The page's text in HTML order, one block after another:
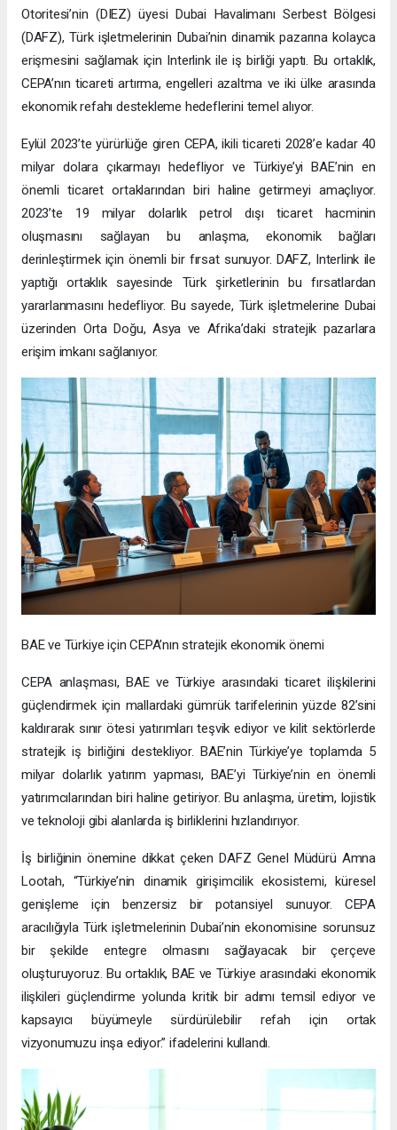
Otoritesi’nin (DIEZ) üyesi Dubai Havalimanı Serbest Bölgesi
(DAFZ), Türk işletmelerinin Dubai’nin dinamik pazarına kolayca
erişmesini sağlamak için Interlink ile iş birliği yaptı. Bu ortaklık,
CEPA’nın ticareti artırma, engelleri azaltma ve iki ülke arasında
ekonomik refahı destekleme hedeflerini temel alıyor.
Eylül 2023’te yürürlüğe giren CEPA, ikili ticareti 2028’e kadar 40
milyar dolara çıkarmayı hedefliyor ve Türkiye’yi BAE’nin en
önemli ticaret ortaklarından biri haline getirmeyi amaçlıyor.
2023’te 19 milyar dolarlık petrol dışı ticaret hacminin
oluşmasını sağlayan bu anlaşma, ekonomik bağları
derinleştirmek için önemli bir fırsat sunuyor. DAFZ, Interlink ile
yaptığı ortaklık sayesinde Türk şirketlerinin bu fırsatlardan
yararlanmasını hedefliyor. Bu sayede, Türk işletmelerine Dubai
üzerinden Orta Doğu, Asya ve Afrika’daki stratejik pazarlara
erişim imkanı sağlanıyor.
BAE ve Türkiye için CEPA’nın stratejik ekonomik önemi
CEPA anlaşması, BAE ve Türkiye arasındaki ticaret ilişkilerini
güçlendirmek için mallardaki gümrük tarifelerinin yüzde 82’sini
kaldırarak sınır ötesi yatırımları teşvik ediyor ve kilit sektörlerde
stratejik iş birliğini destekliyor. BAE’nin Türkiye’ye toplamda 5
milyar dolarlık yatırım yapması, BAE’yi Türkiye’nin en önemli
yatırımcılarından biri haline getiriyor. Bu anlaşma, üretim, lojistik
ve teknoloji gibi alanlarda iş birliklerini hızlandırıyor.
İş birliğinin önemine dikkat çeken DAFZ Genel Müdürü Amna
Lootah, “Türkiye’nin dinamik girişimcilik ekosistemi, küresel
genişleme için benzersiz bir potansiyel sunuyor. CEPA
aracılığıyla Türk işletmelerinin Dubai’nin ekonomisine sorunsuz
bir şekilde entegre olmasını sağlayacak bir çerçeve
oluşturuyoruz. Bu ortaklık, BAE ve Türkiye arasındaki ekonomik
ilişkileri güçlendirme yolunda kritik bir adımı temsil ediyor ve
kapsayıcı büyümeyle sürdürülebilir refah için ortak
vizyonumuzu inşa ediyor.” ifadelerini kullandı.